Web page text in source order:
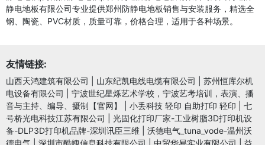
静电地板有限公司专业提供郑州防静电地板销售与安装服务，精选全
钢、陶瓷、PVC材质，质量可靠，价格合理，适用于各种场景。
友情链接:
山西天鸿建筑有限公司 山东纪凯电线电缆有限公司
苏州恒库尔机
电设备有限公司
宁波世纪星烁艺术学校，宁波艺考培训，表演、播
音与主持、编导、摄制【官网】
小丢科技 轻印 自助打印 轻印
七
号桥光电科技江苏有限公司
光固化打印厂家-工业树脂3D打印机设
备-DLP3D打印机品牌-深圳讯臣三维
沃德电气_tuna_vode-温州沃
德电气
深圳市酷魄信息科技有限公司 中贸华易实业有限公司
益